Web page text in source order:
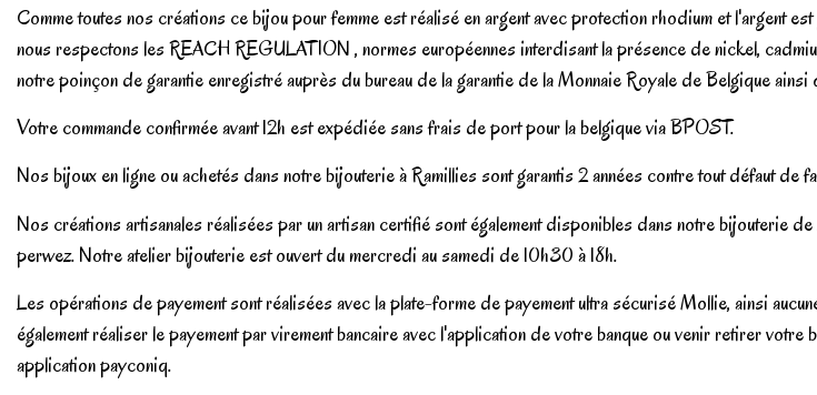
Comme toutes nos créations ce bijou pour femme est réalisé en argent avec protection rhodium et l'argent
nous respectons les REACH REGULATION , normes européennes interdisant la présence de nickel,
notre poinçon de garantie enregistré auprès du bureau de la garantie de la Monnaie Royale de Belgique
Votre commande confirmée avant 12h est expédiée sans frais de port pour la belgique via BPOST.
Nos bijoux en ligne ou achetés dans notre bijouterie à Ramillies sont garantis 2 années contre tout défaut de
Nos créations artisanales réalisées par un artisan certifié sont également disponibles dans notre bijouterie
perwez. Notre atelier bijouterie est ouvert du mercredi au samedi de 10h30 à 18h.
Les opérations de payement sont réalisées avec la plate-forme de payement ultra sécurisé Mollie, ainsi
également réaliser le payement par virement bancaire avec l'application de votre banque ou venir retirer
application payconiq.